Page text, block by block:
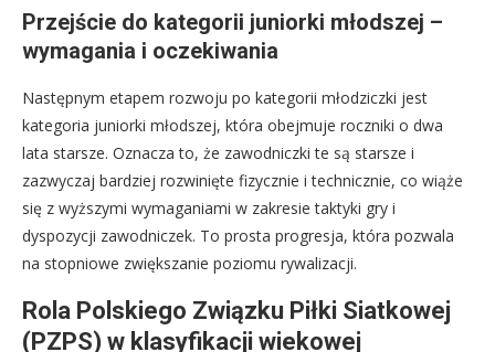
Przejście do kategorii juniorki młodszej –
wymagania i oczekiwania
Następnym etapem rozwoju po kategorii młodziczki jest
kategoria juniorki młodszej, która obejmuje roczniki o dwa
lata starsze. Oznacza to, że zawodniczki te są starsze i
zazwyczaj bardziej rozwinięte fizycznie i technicznie, co wiąże
się z wyższymi wymaganiami w zakresie taktyki gry i
dyspozycji zawodniczek. To prosta progresja, która pozwala
na stopniowe zwiększanie poziomu rywalizacji.
Rola Polskiego Związku Piłki Siatkowej
(PZPS) w klasyfikacji wiekowej